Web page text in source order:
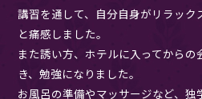
講習を通して、自分自身がリラッ
と痛感しました。
また誘い方、ホテルに入ってから
き、勉強になりました。
お風呂の準備やマッサージなど、